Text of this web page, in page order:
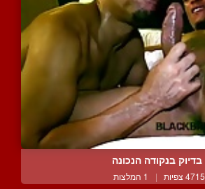
בדיוק בנקודה הנכונה
4715 צפיות | 1 המלצות